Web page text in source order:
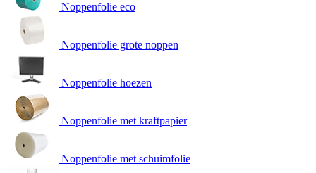
Noppenfolie eco
Noppenfolie grote noppen
Noppenfolie hoezen
Noppenfolie met kraftpapier
Noppenfolie met schuimfolie